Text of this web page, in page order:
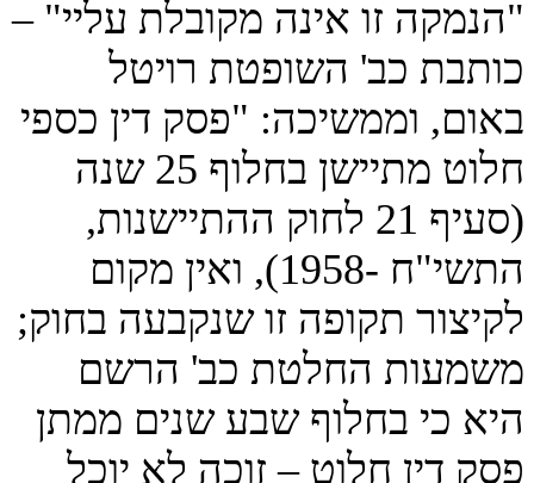
"הנמקה זו אינה מקובלת עליי" –
כותבת כב' השופטת רויטל
באום, וממשיכה: "פסק דין כספי
חלוט מתיישן בחלוף 25 שנה
(סעיף 21 לחוק ההתיישנות,
התשי"ח -1958), ואין מקום
לקיצור תקופה זו שנקבעה בחוק;
משמעות החלטת כב' הרשם
היא כי בחלוף שבע שנים ממתן
פסק דין חלוט – זוכה לא יוכל